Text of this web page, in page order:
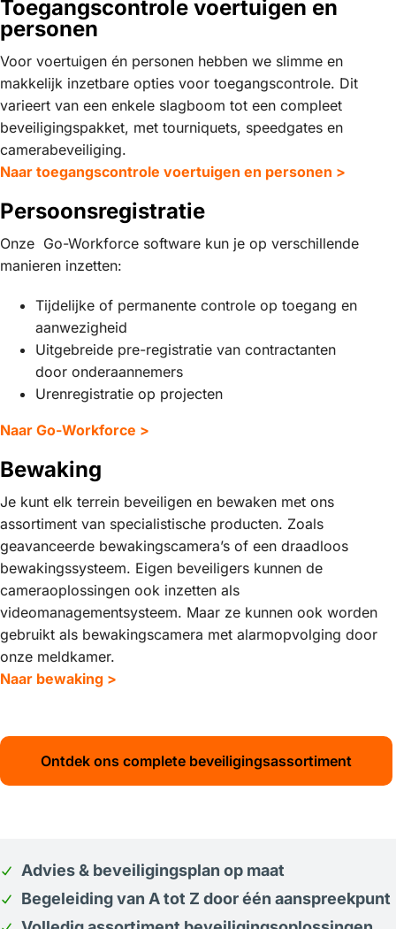
Toegangscontrole voertuigen en
personen
Voor voertuigen én personen hebben we slimme en
makkelijk inzetbare opties voor toegangscontrole. Dit
varieert van een enkele slagboom tot een compleet
beveiligingspakket, met tourniquets, speedgates en
camerabeveiliging.
Naar toegangscontrole voertuigen en personen >
Persoonsregistratie
Onze Go-Workforce software kun je op verschillende
manieren inzetten:
Tijdelijke of permanente controle op toegang en
aanwezigheid
Uitgebreide pre-registratie van contractanten
door onderaannemers
Urenregistratie op projecten
Naar Go-Workforce >
Bewaking
Je kunt elk terrein beveiligen en bewaken met ons
assortiment van specialistische producten. Zoals
geavanceerde bewakingscamera’s of een draadloos
bewakingssysteem. Eigen beveiligers kunnen de
cameraoplossingen ook inzetten als
videomanagementsysteem. Maar ze kunnen ook worden
gebruikt als bewakingscamera met alarmopvolging door
onze meldkamer.
Naar bewaking >
Ontdek ons complete beveiligingsassortiment
Advies & beveiligingsplan op maat
Begeleiding van A tot Z door één aanspreekpunt